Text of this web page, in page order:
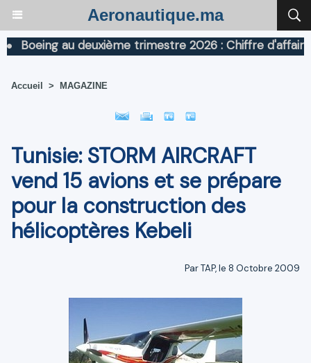
Aeronautique.ma
au deuxième trimestre 2026 : Chiffre d'affaires
Accueil > MAGAZINE
Tunisie: STORM AIRCRAFT
vend 15 avions et se prépare
pour la construction des
hélicoptères Kebeli
Par TAP, le 8 Octobre 2009